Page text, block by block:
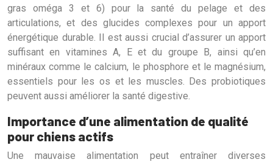
gras oméga 3 et 6) pour la santé du pelage et des
articulations, et des glucides complexes pour un apport
énergétique durable. Il est aussi crucial d’assurer un apport
suffisant en vitamines A, E et du groupe B, ainsi qu’en
minéraux comme le calcium, le phosphore et le magnésium,
essentiels pour les os et les muscles. Des probiotiques
peuvent aussi améliorer la santé digestive.
Importance d’une alimentation de qualité
pour chiens actifs
Une mauvaise alimentation peut entraîner diverses